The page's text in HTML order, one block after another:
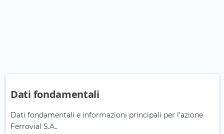
Dati fondamentali
Dati fondamentali e informazioni principali per l'azione
Ferrovial S.A..